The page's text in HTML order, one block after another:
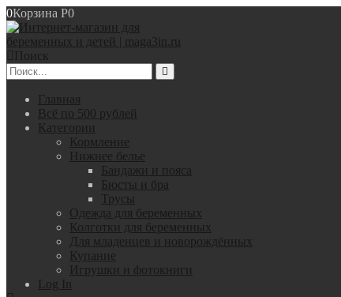
0Корзина Р0
Поиск
Главная
Всё по 500 рублей
Категории
Кормление
Нижнее белье
Бандажи и пояса
Бюсты и бра
Трусы
Одежда для беременных
Колготки для беременных
Для младенцев и новорождённых
Купание
Игрушки и фотокниги
Log In